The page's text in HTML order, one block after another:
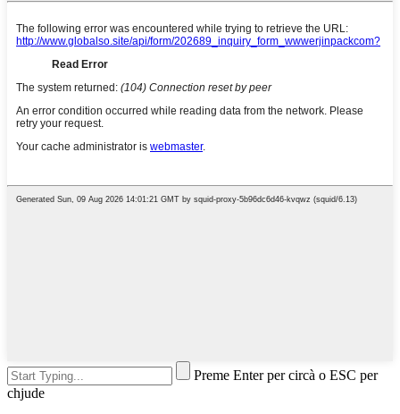
Preme Enter per circà o ESC per
chjude